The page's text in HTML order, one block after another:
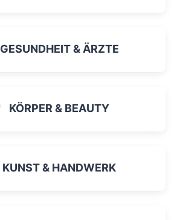
GESUNDHEIT & ÄRZTE
KÖRPER & BEAUTY
KUNST & HANDWERK